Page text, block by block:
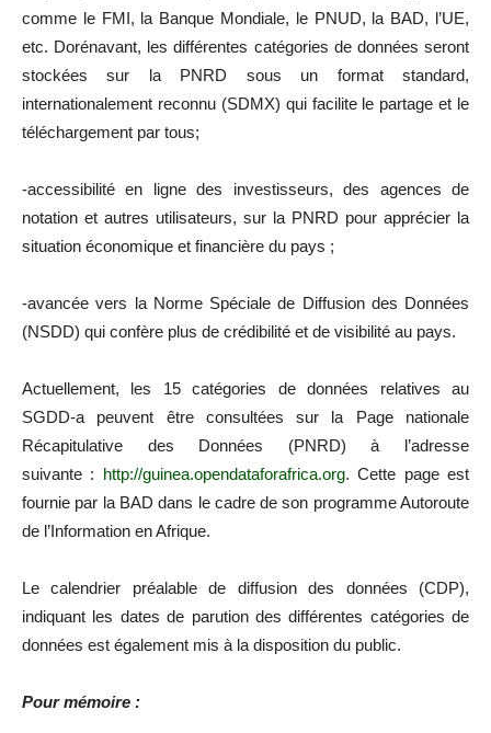
comme le FMI, la Banque Mondiale, le PNUD, la BAD, l’UE,
etc. Dorénavant, les différentes catégories de données seront
stockées sur la PNRD sous un format standard,
internationalement reconnu (SDMX) qui facilite le partage et le
téléchargement par tous;
-accessibilité en ligne des investisseurs, des agences de
notation et autres utilisateurs, sur la PNRD pour apprécier la
situation économique et financière du pays ;
-avancée vers la Norme Spéciale de Diffusion des Données
(NSDD) qui confère plus de crédibilité et de visibilité au pays.
Actuellement, les 15 catégories de données relatives au
SGDD-a peuvent être consultées sur la Page nationale
Récapitulative des Données (PNRD) à l’adresse
suivante : http://guinea.opendataforafrica.org. Cette page est
fournie par la BAD dans le cadre de son programme Autoroute
de l’Information en Afrique.
Le calendrier préalable de diffusion des données (CDP),
indiquant les dates de parution des différentes catégories de
données est également mis à la disposition du public.
Pour mémoire :